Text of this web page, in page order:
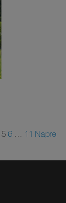
5 6 … 11 Naprej